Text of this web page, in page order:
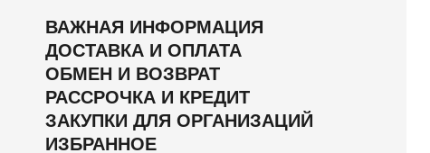
ВАЖНАЯ ИНФОРМАЦИЯ
ДОСТАВКА И ОПЛАТА
ОБМЕН И ВОЗВРАТ
РАССРОЧКА И КРЕДИТ
ЗАКУПКИ ДЛЯ ОРГАНИЗАЦИЙ
ИЗБРАННОЕ